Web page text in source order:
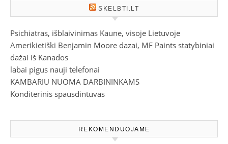
SKELBTI.LT
Psichiatras, išblaivinimas Kaune, visoje Lietuvoje
Amerikietiški Benjamin Moore dazai, MF Paints statybiniai
dažai iš Kanados
labai pigus nauji telefonai
KAMBARIU NUOMA DARBININKAMS
Konditerinis spausdintuvas
REKOMENDUOJAME